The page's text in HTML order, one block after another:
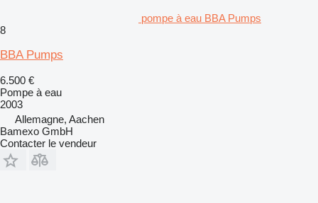
pompe à eau BBA Pumps
8
BBA Pumps
6.500 €
Pompe à eau
2003
Allemagne, Aachen
Bamexo GmbH
Contacter le vendeur